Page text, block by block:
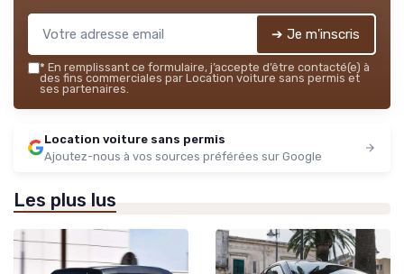
➔ Je m'inscris
* En remplissant ce formulaire, j’accepte d’être contacté(e) à
des fins commerciales par Location voiture sans permis et
ses partenaires.
Location voiture sans permis
Ajoutez-nous à vos sources préférées sur Google
Les plus lus